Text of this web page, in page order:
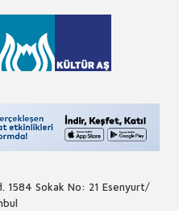
1584 Sokak No: 21 Esenyurt/